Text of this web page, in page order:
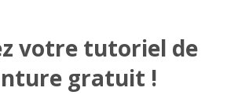
votre tutoriel de
gratuit !